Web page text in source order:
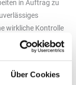
Über Cookies
in Auftrag zu
wirkliche Kontrolle
Lösungen für
bei der Firma